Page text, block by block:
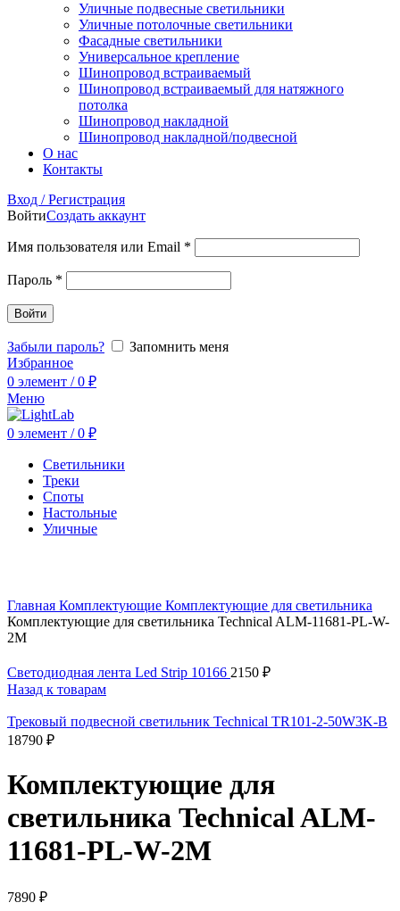
Уличные подвесные светильники
Уличные потолочные светильники
Фасадные светильники
Универсальное крепление
Шинопровод встраиваемый
Шинопровод встраиваемый для натяжного
потолка
Шинопровод накладной
Шинопровод накладной/подвесной
О нас
Контакты
Вход / Регистрация
ВойтиСоздать аккаунт
Имя пользователя или Email *
Пароль *
Войти
Забыли пароль?
Запомнить меня
Избранное
0 элемент / 0 ₽
Меню
0 элемент / 0 ₽
Cветильники
Треки
Споты
Настольные
Уличные
Главная Комплектующие Комплектующие для светильника
Комплектующие для светильника Technical ALM-11681-PL-W-
2M
Светодиодная лента Led Strip 10166 2150 ₽
Назад к товарам
Трековый подвесной светильник Technical TR101-2-50W3K-B
18790 ₽
Комплектующие для
светильника Technical ALM-
11681-PL-W-2M
7890 ₽